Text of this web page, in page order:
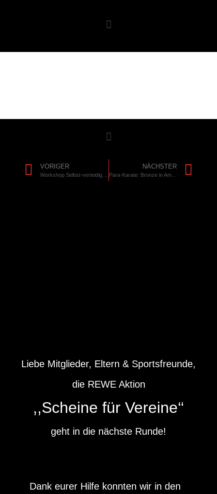
VORIGER NÄCHSTER
Para-Karate: Bronze in Amsterdam
Liebe Mitglieder, Eltern & Sportsfreunde,
die REWE Aktion
,,Scheine für Vereine‘‘
geht in die nächste Runde!
Dankeurer Hilfe konnten wir in den